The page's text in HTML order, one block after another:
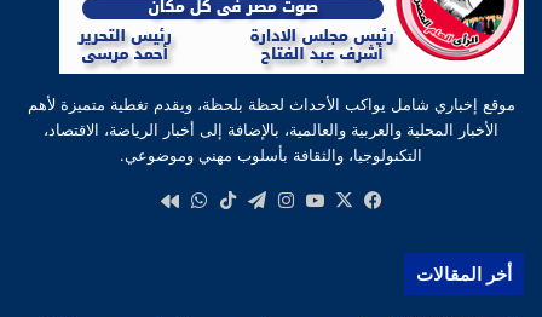
موقع إخباري شامل يواكب الأحداث لحظة بلحظة، ويقدم تغطية متميزة لأهم
الأخبار المحلية والعربية والعالمية، بالإضافة إلى أخبار الرياضة، الاقتصاد،
التكنولوجيا، والثقافة بأسلوب مهني وموضوعي.
فيسبوك
‫X
‫YouTube
انستقرام
تيلقرام‫TikTokواتساب
أخر المقالات